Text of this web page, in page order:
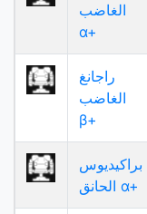
الغاضب
α+
راجانغ
الغاضب
β+
براكيديوس
الحانق α+